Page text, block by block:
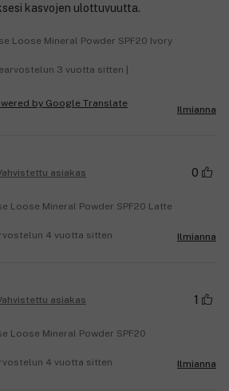
kasvojen ulottuvuutta.
Loose Mineral Powder SPF20 Ivory
3 vuotta sitten |
Ilmianna
asiakas 0
Loose Mineral Powder SPF20 Latte
4 vuotta sitten
Ilmianna
asiakas 1
Loose Mineral Powder SPF20
4 vuotta sitten
Ilmianna